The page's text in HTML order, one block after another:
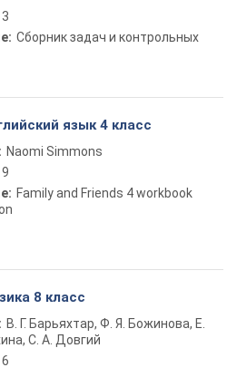
Сборник задач и контрольных
язык 4 класс
Naomi Simmons
Family and Friends 4 workbook
8 класс
В. Г. Барьяхтар, Ф. Я. Божинова, Е.
С. А. Довгий